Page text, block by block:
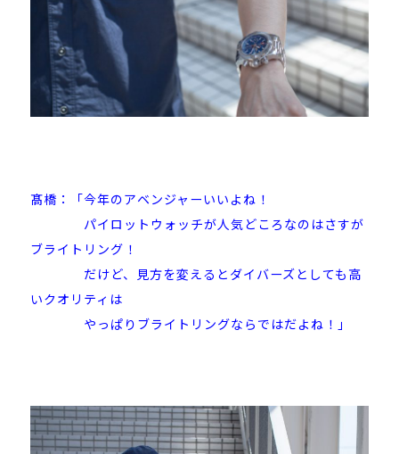
髙橋：「今年のアベンジャーいいよね！
パイロットウォッチが人気どころなのはさすが
ブライトリング！
だけど、見方を変えるとダイバーズとしても高
いクオリティは
やっぱりブライトリングならではだよね！」